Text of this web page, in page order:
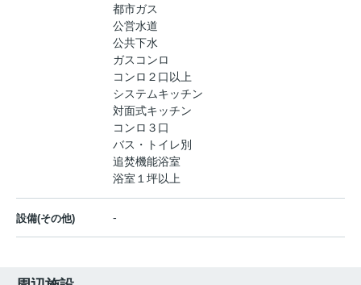
都市ガス
公営水道
公共下水
ガスコンロ
コンロ２口以上
システムキッチン
対面式キッチン
コンロ３口
バス・トイレ別
追焚機能浴室
浴室１坪以上
設備(その他) -